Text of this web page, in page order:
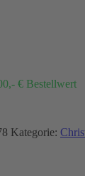
€ Bestellwert
Kategorie: